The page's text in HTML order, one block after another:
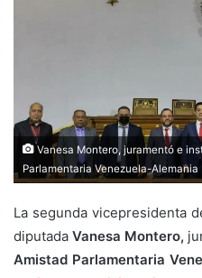
Vanesa Montero, juramentó e
Parlamentaria Venezuela-Alemania
La segunda vicepresidenta
diputada Vanesa Montero,
Amistad Parlamentaria